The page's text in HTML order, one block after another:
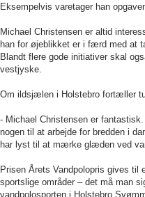
Eksempelvis varetager han
Michael Christensen er altid
han for øjeblikket er i færd med at
Blandt flere gode initiativer skal
vestjyske.
Om ildsjælen i Holstebro fortæller
- Michael Christensen er
nogen til at arbejde for bredden i
har lyst til at mærke glæden ved
Prisen Årets Vandpolopris gives
sportslige områder – det må man
vandpolosporten i Holstebro